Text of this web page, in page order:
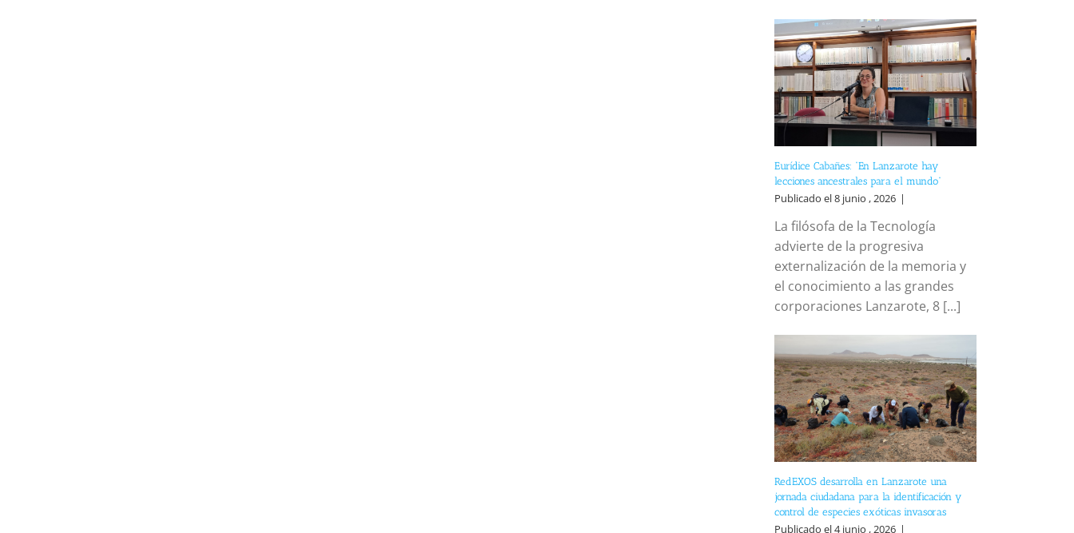
Eurídice Cabañes: “En Lanzarote hay
lecciones ancestrales para el mundo”
Publicado el 8 junio , 2026 |
La filósofa de la Tecnología
advierte de la progresiva
externalización de la memoria y
el conocimiento a las grandes
corporaciones Lanzarote, 8 [...]
RedEXOS desarrolla en Lanzarote una
jornada ciudadana para la identificación y
control de especies exóticas invasoras
Publicado el 4 junio , 2026 |